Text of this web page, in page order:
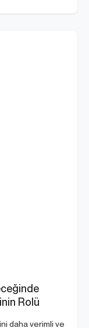
Rolü
daha verimli ve